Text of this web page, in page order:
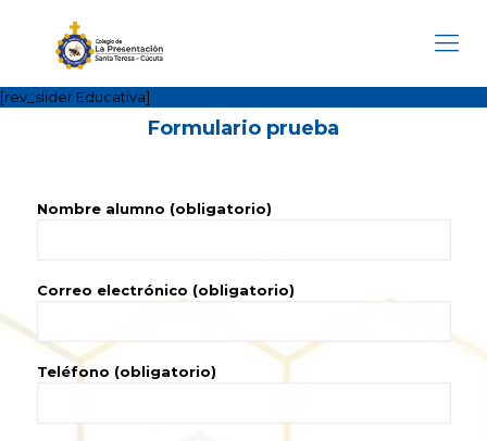
[rev_slider Educativa]
Formulario prueba
Nombre alumno (obligatorio)
Correo electrónico (obligatorio)
Teléfono (obligatorio)